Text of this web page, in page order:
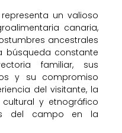
un valioso
canaria,
ancestrales
búsqueda constante
familiar, sus
y su compromiso
del visitante, la
y etnográfico
del campo en la